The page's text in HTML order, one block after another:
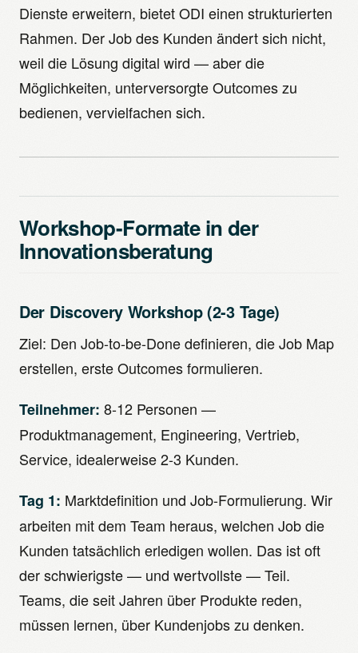
Dienste erweitern, bietet ODI einen strukturierten
Rahmen. Der Job des Kunden ändert sich nicht,
weil die Lösung digital wird — aber die
Möglichkeiten, unterversorgte Outcomes zu
bedienen, vervielfachen sich.
Workshop-Formate in der
Innovationsberatung
Der Discovery Workshop (2-3 Tage)
Ziel: Den Job-to-be-Done definieren, die Job Map
erstellen, erste Outcomes formulieren.
Teilnehmer: 8-12 Personen —
Produktmanagement, Engineering, Vertrieb,
Service, idealerweise 2-3 Kunden.
Tag 1: Marktdefinition und Job-Formulierung. Wir
arbeiten mit dem Team heraus, welchen Job die
Kunden tatsächlich erledigen wollen. Das ist oft
der schwierigste — und wertvollste — Teil.
Teams, die seit Jahren über Produkte reden,
müssen lernen, über Kundenjobs zu denken.